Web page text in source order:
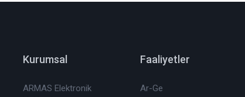
Kurumsal
ARMAS Elektronik
Faaliyetler
Ar-Ge